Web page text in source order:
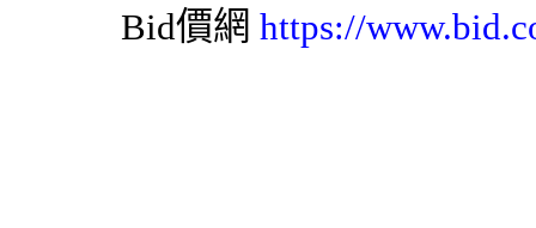
Bid價網 https://